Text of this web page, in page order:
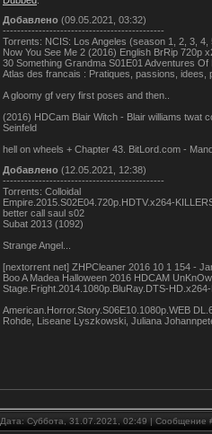
Добавлено (09.05.2021, 03:32)
---------------------------------------------
Torrents: NCIS: Los Angeles (season 1, 2, 3, 4,
Now You See Me 2 (2016) English BrRip 720p
30 Something Grandma S01E01 Adventures
Atlas des francais : Pratiques, passions, idees,
A gloomy gf very first poses and then..
(2016) HDCam Blair Witch - Blair williams twat
Seinfeld
hell on wheels + Chapter 43. BitLord.com -
Добавлено (12.05.2021, 12:38)
---------------------------------------------
Torrents: Colloidal
Empire.2015.S02E04.720p.HDTV.x264-
better call saul s02
Subat 2013 (1092)
Strange Angel...
[nextorrent net] ZHPCleaner 2016 10 1 154 -
Boo A Madea Halloween 2016 HDCAM
Stage.Fright.2014.1080p.BluRay.DTS-
American.Horror.Story.S06E10.1080p.WEB
Rohde, Liseane Lyszkowski, Juliana
Дата: Суббота, 31.07.2021, 02:49 | Сообщение